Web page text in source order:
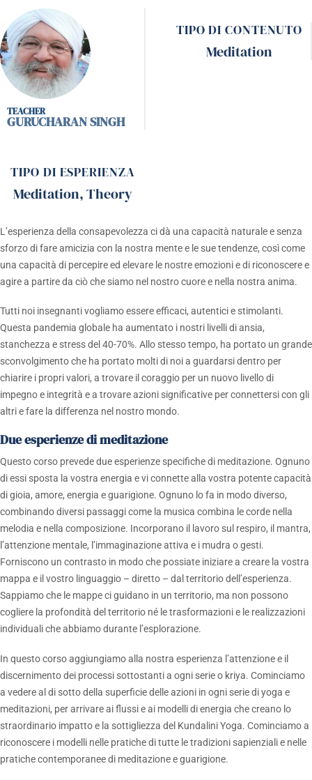
GURUCHARAN SINGH
TIPO DI CONTENUTO
Meditation
TIPO DI ESPERIENZA
Meditation,Theory
L’esperienza della consapevolezza ci dà una capacità naturale e senza
sforzo di fare amicizia con la nostra mente e le sue tendenze, così come
una capacità di percepire ed elevare le nostre emozioni e di riconoscere e
agire a partire da ciò che siamo nel nostro cuore e nella nostra anima.
Tutti noi insegnanti vogliamo essere efficaci, autentici e stimolanti.
Questa pandemia globale ha aumentato i nostri livelli di ansia,
stanchezza e stress del 40-70%. Allo stesso tempo, ha portato un grande
sconvolgimento che ha portato molti di noi a guardarsi dentro per
chiarire i propri valori, a trovare il coraggio per un nuovo livello di
impegno e integrità e a trovare azioni significative per connettersi con gli
altri e fare la differenza nel nostro mondo.
Due esperienze di meditazione
Questo corso prevede due esperienze specifiche di meditazione. Ognuno
di essi sposta la vostra energia e vi connette alla vostra potente capacità
di gioia, amore, energia e guarigione. Ognuno lo fa in modo diverso,
combinando diversi passaggi come la musica combina le corde nella
melodia e nella composizione. Incorporano il lavoro sul respiro, il mantra,
l’attenzione mentale, l’immaginazione attiva e i mudra o gesti.
Forniscono un contrasto in modo che possiate iniziare a creare la vostra
mappa e il vostro linguaggio – diretto – dal territorio dell’esperienza.
Sappiamo che le mappe ci guidano in un territorio, ma non possono
cogliere la profondità del territorio né le trasformazioni e le realizzazioni
individuali che abbiamo durante l’esplorazione.
In questo corso aggiungiamo alla nostra esperienza l’attenzione e il
discernimento dei processi sottostanti a ogni serie o kriya. Cominciamo
a vedere al di sotto della superficie delle azioni in ogni serie di yoga e
meditazioni, per arrivare ai flussi e ai modelli di energia che creano lo
straordinario impatto e la sottigliezza del Kundalini Yoga. Cominciamo a
riconoscere i modelli nelle pratiche di tutte le tradizioni sapienziali e nelle
pratiche contemporanee di meditazione e guarigione.